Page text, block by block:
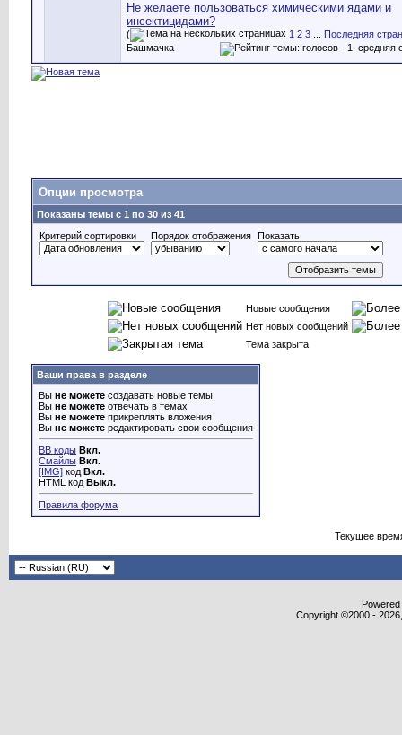
Не желаете пользоваться химическими ядами и
инсектицидами?
( 1 2 3
Последняя
Башмачка
Опции просмотра
Показаны темы с 1 по 30 из 41
Критерий сортировки
Порядок отображения Показать
Новые сообщения
Нет новых сообщений
Тема закрыта
Ваши права в разделе
Вы не можете создавать новые темы
Вы не можете отвечать в темах
Вы не можете прикреплять вложения
Вы не можете редактировать свои сообщения
BB коды Вкл.
Смайлы Вкл.
[IMG] код Вкл.
HTML код Выкл.
Правила форума
Текущее
Copyright ©2000 -